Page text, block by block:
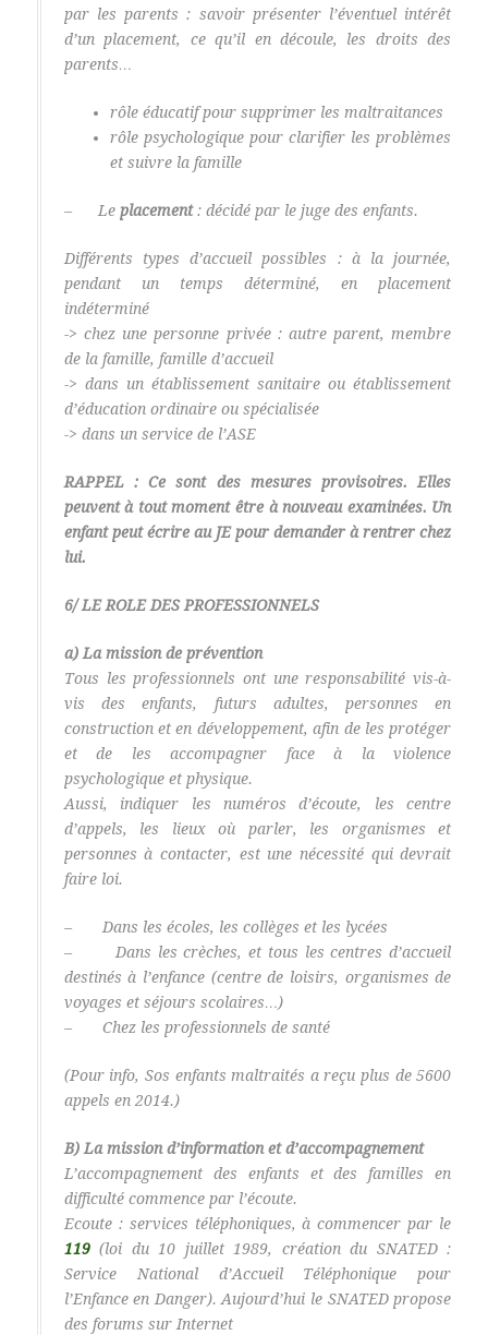
par les parents : savoir présenter l’éventuel intérêt
d’un placement, ce qu’il en découle, les droits des
parents…
rôle éducatif pour supprimer les maltraitances
rôle psychologique pour clarifier les problèmes
et suivre la famille
– Le placement: décidé par le juge des enfants.
Différents types d’accueil possibles : à la journée,
pendant un temps déterminé, en placement
indéterminé
-> chez une personne privée : autre parent, membre
de la famille, famille d’accueil
-> dans un établissement sanitaire ou établissement
d’éducation ordinaire ou spécialisée
-> dans un service de l’ASE
RAPPEL : Ce sont des mesures provisoires. Elles
peuvent à tout moment être à nouveau examinées. Un
enfant peut écrire au JE pour demander à rentrer chez
lui.
6/ LE ROLE DES PROFESSIONNELS
a) La mission de prévention
Tous les professionnels ont une responsabilité vis-à-
vis des enfants, futurs adultes, personnes en
construction et en développement, afin de les protéger
et de les accompagner face à la violence
psychologique et physique.
Aussi, indiquer les numéros d’écoute, les centre
d’appels, les lieux où parler, les organismes et
personnes à contacter, est une nécessité qui devrait
faire loi.
– Dans les écoles, les collèges et les lycées
– Dans les crèches, et tous les centres d’accueil
destinés à l’enfance (centre de loisirs, organismes de
voyages et séjours scolaires…)
– Chez les professionnels de santé
(Pour info, Sos enfants maltraités a reçu plus de 5600
appels en 2014.)
B) La mission d’information et d’accompagnement
L’accompagnement des enfants et des familles en
difficulté commence par l’écoute.
Ecoute : services téléphoniques, à commencer par le
119(loi du 10 juillet 1989, création du SNATED :
Service National d’Accueil Téléphonique pour
l’Enfance en Danger). Aujourd’hui le SNATED propose
des forums sur Internet